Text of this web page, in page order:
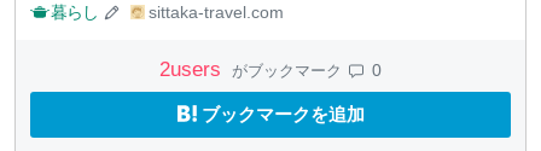
暮らし sittaka-travel.com
2users がブックマーク 0
ブックマークを追加